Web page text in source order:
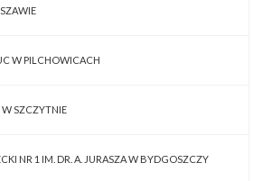
W PILCHOWICACH
SZCZYTNIE
NR 1 IM. DR. A. JURASZA W BYDGOSZCZY